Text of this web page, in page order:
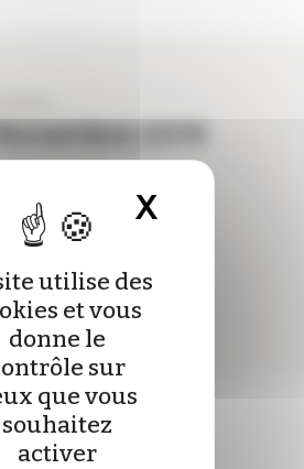
utilise des
et vous
donne le
sur
que vous
souhaitez
activer
X
Novembre 2015